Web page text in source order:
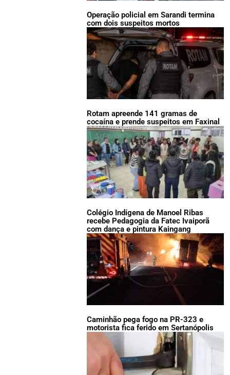
Operação policial em Sarandi termina
com dois suspeitos mortos
Rotam apreende 141 gramas de
cocaína e prende suspeitos em Faxinal
Colégio Indígena de Manoel Ribas
recebe Pedagogia da Fatec Ivaiporã
com dança e pintura Kaingang
Caminhão pega fogo na PR-323 e
motorista fica ferido em Sertanópolis